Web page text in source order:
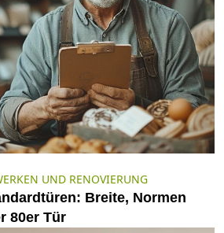
UND RENOVIERUNG
Breite, Normen
80er Tür